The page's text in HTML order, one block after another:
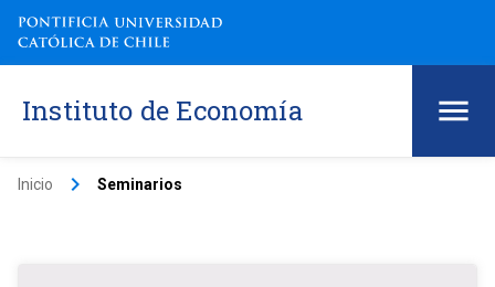
Instituto de Economía
Inicio keyboard_arrow_right Seminarios